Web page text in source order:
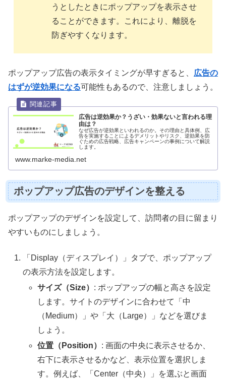
うとしたときにポップアップを表示させ
ることができます。これにより、離脱を
防ぎやすくなります。
ポップアップ広告の表示タイミングが早すぎると、 広告の
はずが逆効果になる可能性もあるので、注意しましょう。
広告は逆効果か？うざい・効果ないと言われる理
由は？
なぜ広告が逆効果といわれるのか。その理由と具体例、広
告を実施することによるデメリットやリスク、逆効果を防
ぐための広告戦略、広告キャンペーンの事例について解説
します。
www.marke-media.net
ポップアップ広告のデザインを整える
ポップアップのデザインを設定して、訪問者の目に留まり
やすいものにしましょう。
「Display（ディスプレイ）」タブで、ポップアップ
の表示方法を設定します。
サイズ（Size） : ポップアップの幅と高さを設定
します。サイトのデザインに合わせて「中
（Medium）」や「大（Large）」などを選びま
しょう。
位置（Position） : 画面の中央に表示させるか、
右下に表示させるかなど、表示位置を選択しま
す。例えば、「Center（中央）」を選ぶと画面